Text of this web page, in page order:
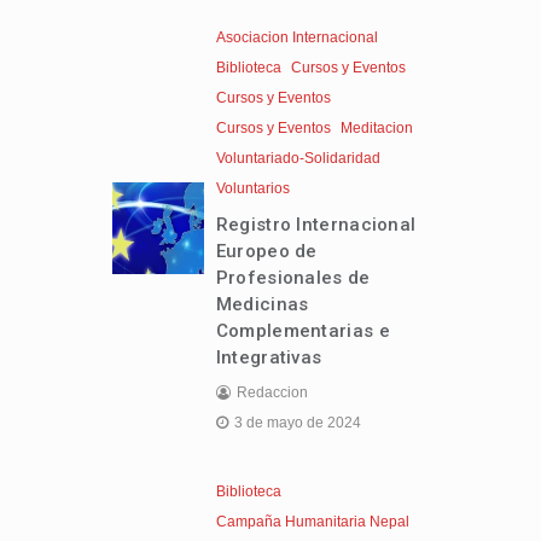
Asociacion Internacional
Biblioteca Cursos y Eventos
Cursos y Eventos
Cursos y Eventos
Meditacion
Voluntariado-Solidaridad
Voluntarios
Registro Internacional
Europeo de
Profesionales de
Medicinas
Complementarias e
Integrativas
Redaccion
3 de mayo de 2024
Biblioteca
Campaña Humanitaria Nepal